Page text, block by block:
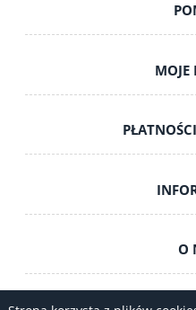
MOJE
O